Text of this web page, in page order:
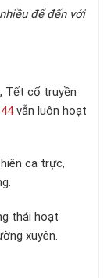
để đến với
Tết cổ truyền
vẫn luôn hoạt
ca trực,
thái hoạt
xuyên.